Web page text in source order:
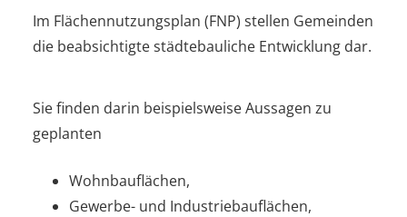
Im Flächennutzungsplan (FNP) stellen Gemeinden
die beabsichtigte städtebauliche Entwicklung dar.
Sie finden darin beispielsweise Aussagen zu
geplanten
Wohnbauflächen,
Gewerbe- und Industriebauflächen,